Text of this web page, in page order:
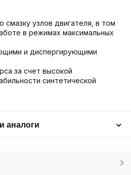
узлов двигателя, в том
в режимах максимальных
и диспергирующими
за счет высокой
синтетической
аналоги